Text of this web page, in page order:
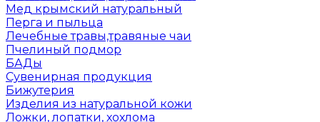
Мед крымский натуральный
Перга и пыльца
Лечебные травы,травяные чаи
Пчелиный подмор
БАДы
Сувенирная продукция
Бижутерия
Изделия из натуральной кожи
Ложки, лопатки, хохлома